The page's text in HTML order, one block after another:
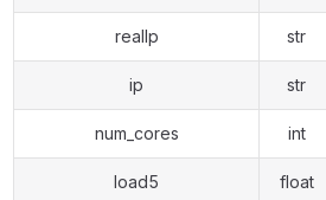
realIp str
ip str
num_cores int
load5 float